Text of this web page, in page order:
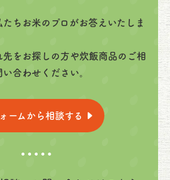
ちお米のプロがお答えいたしま
をお探しの方や炊飯商品のご相
合わせください。
ームから相談する